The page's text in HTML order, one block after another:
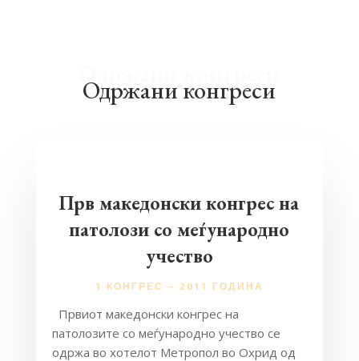
Одржани конгреси
Одржани конгреси
Прв македонски конгрес на
патолози со меѓународно
учество
1 КОНГРЕС – 2011 ГОДИНА
Првиот македонски конгрес на
патолозите со меѓународно учество се
одржа во хотелот Метропол во Охрид од